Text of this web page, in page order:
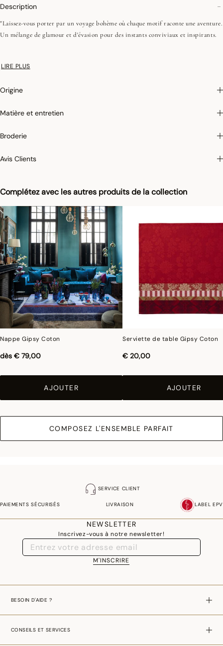
Complétez avec les autres produits de la collection
Nappe Gipsy Coton
dès € 79,00
AJOUTER
Serviette de table Gipsy Coton
€ 20,00
AJOUTER
COMPOSEZ L'ENSEMBLE PARFAIT
Description
"Laissez-vous porter par un voyage bohème où chaque motif raconte une aventure.
Un mélange de glamour et d'évasion pour des instants conviviaux et inspirants.
•Tissage Jacquard (chaîne et trame couleurs)
•Empiècements
offrir un univers raffiné et haut en couleur au cœur de la maison."
Photographies :
les photographies sont les plus fidèles possibles mais ne peuvent
Pour limiter le rétrécissement du coton au lavage, Le Jacquard Français applique
le traitement spécifique Irretrex qui minimiser les réactions des fibres de coton
naturel au lavage. Notre coton reste stable dans le temps et nos tissus conservent
leurs proportions au fil du temps pour vous donner entière satisfaction.
LIRE PLUS
Origine
Matière et entretien
Broderie
Avis Clients
SERVICE CLIENT
PAIEMENTS SÉCURISÉS LIVRAISON LABEL EPV
NEWSLETTER
Inscrivez-vous à notre newsletter!
M'INSCRIRE
BESOIN D'AIDE ?
CONSEILS ET SERVICES